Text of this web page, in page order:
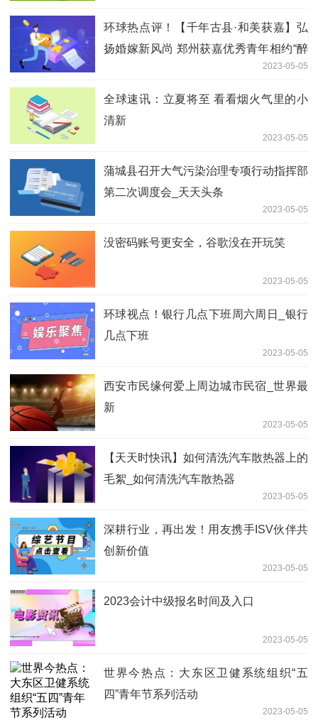
环球热点评！【千年古县·和美获嘉】弘
扬婚嫁新风尚 郑州获嘉优秀青年相约“醉
2023-05-05
全球速讯：立夏将至 看看烟火气里的小
清新
2023-05-05
蒲城县召开大气污染治理专项行动指挥部
第二次调度会_天天头条
2023-05-05
没密码账号更安全，谷歌没在开玩笑
2023-05-05
环球视点！银行几点下班周六周日_银行
几点下班
2023-05-05
西安市民缘何爱上周边城市民宿_世界最
新
2023-05-05
【天天时快讯】如何清洗汽车散热器上的
毛絮_如何清洗汽车散热器
2023-05-05
深耕行业，再出发！用友携手ISV伙伴共
创新价值
2023-05-05
2023会计中级报名时间及入口
2023-05-05
世界今热点：大东区卫健系统组织“五
四”青年节系列活动
2023-05-05